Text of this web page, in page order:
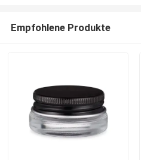
Empfohlene Produkte